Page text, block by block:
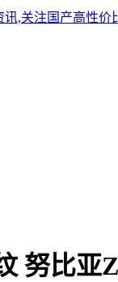
,关注国产高性价
努比亚